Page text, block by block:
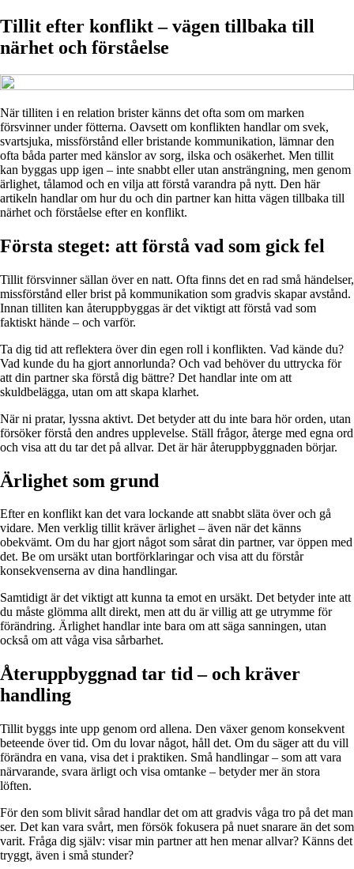
Tillit efter konflikt – vägen tillbaka till
närhet och förståelse
När tilliten i en relation brister känns det ofta som om marken
försvinner under fötterna. Oavsett om konflikten handlar om svek,
svartsjuka, missförstånd eller bristande kommunikation, lämnar den
ofta båda parter med känslor av sorg, ilska och osäkerhet. Men tillit
kan byggas upp igen – inte snabbt eller utan ansträngning, men genom
ärlighet, tålamod och en vilja att förstå varandra på nytt. Den här
artikeln handlar om hur du och din partner kan hitta vägen tillbaka till
närhet och förståelse efter en konflikt.
Första steget: att förstå vad som gick fel
Tillit försvinner sällan över en natt. Ofta finns det en rad små händelser,
missförstånd eller brist på kommunikation som gradvis skapar avstånd.
Innan tilliten kan återuppbyggas är det viktigt att förstå vad som
faktiskt hände – och varför.
Ta dig tid att reflektera över din egen roll i konflikten. Vad kände du?
Vad kunde du ha gjort annorlunda? Och vad behöver du uttrycka för
att din partner ska förstå dig bättre? Det handlar inte om att
skuldbelägga, utan om att skapa klarhet.
När ni pratar, lyssna aktivt. Det betyder att du inte bara hör orden, utan
försöker förstå den andres upplevelse. Ställ frågor, återge med egna ord
och visa att du tar det på allvar. Det är här återuppbyggnaden börjar.
Ärlighet som grund
Efter en konflikt kan det vara lockande att snabbt släta över och gå
vidare. Men verklig tillit kräver ärlighet – även när det känns
obekvämt. Om du har gjort något som sårat din partner, var öppen med
det. Be om ursäkt utan bortförklaringar och visa att du förstår
konsekvenserna av dina handlingar.
Samtidigt är det viktigt att kunna ta emot en ursäkt. Det betyder inte att
du måste glömma allt direkt, men att du är villig att ge utrymme för
förändring. Ärlighet handlar inte bara om att säga sanningen, utan
också om att våga visa sårbarhet.
Återuppbyggnad tar tid – och kräver
handling
Tillit byggs inte upp genom ord allena. Den växer genom konsekvent
beteende över tid. Om du lovar något, håll det. Om du säger att du vill
förändra en vana, visa det i praktiken. Små handlingar – som att vara
närvarande, svara ärligt och visa omtanke – betyder mer än stora
löften.
För den som blivit sårad handlar det om att gradvis våga tro på det man
ser. Det kan vara svårt, men försök fokusera på nuet snarare än det som
varit. Fråga dig själv: visar min partner att hen menar allvar? Känns det
tryggt, även i små stunder?